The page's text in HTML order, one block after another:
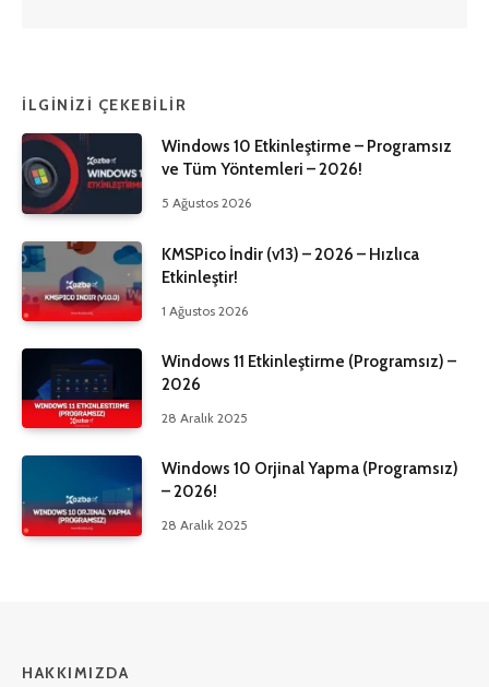
İLGINIZI ÇEKEBILIR
Windows 10 Etkinleştirme – Programsız
ve Tüm Yöntemleri – 2026!
5 Ağustos 2026
KMSPico İndir (v13) – 2026 – Hızlıca
Etkinleştir!
1 Ağustos 2026
Windows 11 Etkinleştirme (Programsız) –
2026
28 Aralık 2025
Windows 10 Orjinal Yapma (Programsız)
– 2026!
28 Aralık 2025
HAKKIMIZDA